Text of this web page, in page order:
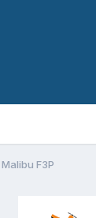
Malibu F3P